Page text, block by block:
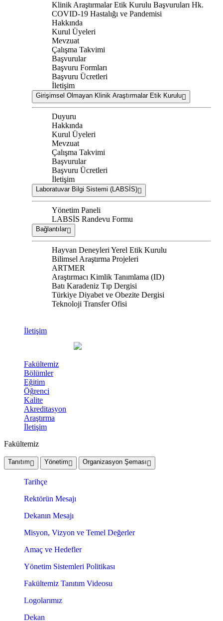
Klinik Araştırmalar Etik Kurulu Başvuruları Hk.
COVID-19 Hastalığı ve Pandemisi
Hakkında
Kurul Üyeleri
Mevzuat
Çalışma Takvimi
Başvurular
Başvuru Formları
Başvuru Ücretleri
İletişim
Girişimsel Olmayan Klinik Araştırmalar Etik Kurulu
Duyuru
Hakkında
Kurul Üyeleri
Mevzuat
Çalışma Takvimi
Başvurular
Başvuru Ücretleri
İletişim
Laboratuvar Bilgi Sistemi (LABSİS)
Yönetim Paneli
LABSİS Randevu Formu
Bağlantılar
Hayvan Deneyleri Yerel Etik Kurulu
Bilimsel Araştırma Projeleri
ARTMER
Araştırmacı Kimlik Tanımlama (ID)
Batı Karadeniz Tıp Dergisi
Türkiye Diyabet ve Obezite Dergisi
Teknoloji Transfer Ofisi
İletişim
Fakültemiz
Bölümler
Eğitim
Öğrenci
Kalite
Akreditasyon
Araştırma
İletişim
Fakültemiz
Tanıtım Yönetim Organizasyon Şeması
Tarihçe
Rektörün Mesajı
Dekanın Mesajı
Misyon, Vizyon ve Temel Değerler
Amaç ve Hedefler
Yönetim Sistemleri Politikası
Fakültemiz Tanıtım Videosu
Logolarımız
Dekan